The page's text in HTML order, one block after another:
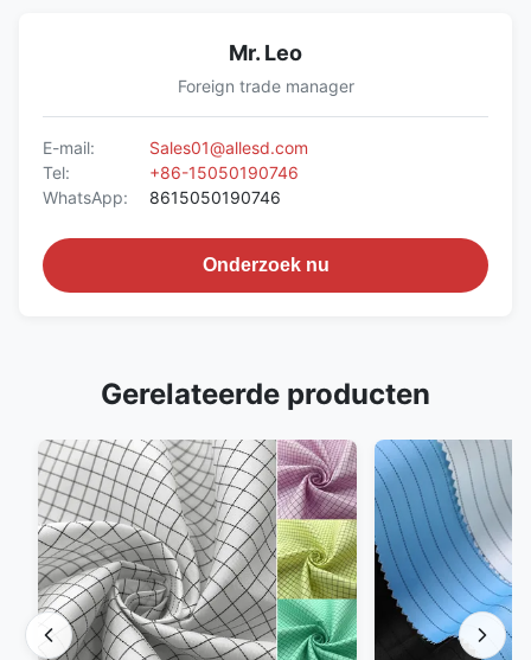
Mr. Leo
Foreign trade manager
E-mail:
Sales01@allesd.com
Tel:
+86-15050190746
WhatsApp:
8615050190746
Onderzoek nu
Gerelateerde producten